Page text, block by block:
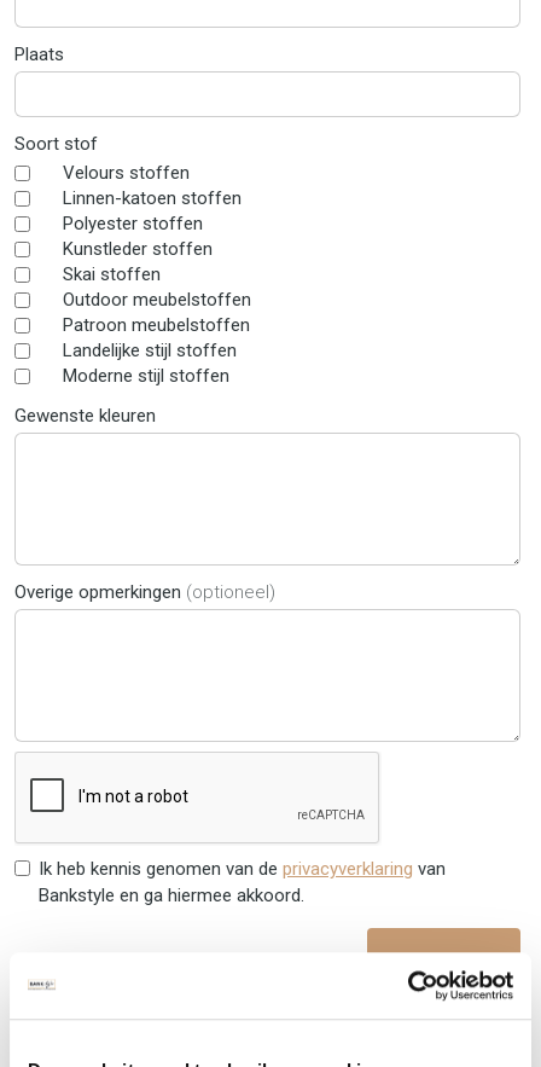
Plaats
Soort stof
Velours stoffen
Linnen-katoen stoffen
Polyester stoffen
Kunstleder stoffen
Skai stoffen
Outdoor meubelstoffen
Patroon meubelstoffen
Landelijke stijl stoffen
Moderne stijl stoffen
Gewenste kleuren
Overige opmerkingen (optioneel)
Ik heb kennis genomen van de privacyverklaring van
Bankstyle en ga hiermee akkoord.
Verzenden